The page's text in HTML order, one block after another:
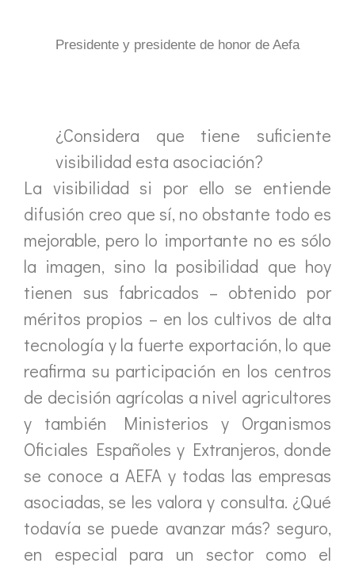
Presidente y presidente de honor de Aefa
¿Considera que tiene suficiente
visibilidad esta asociación?
La visibilidad si por ello se entiende
difusión creo que sí, no obstante todo es
mejorable, pero lo importante no es sólo
la imagen, sino la posibilidad que hoy
tienen sus fabricados – obtenido por
méritos propios – en los cultivos de alta
tecnología y la fuerte exportación, lo que
reafirma su participación en los centros
de decisión agrícolas a nivel agricultores
y también Ministerios y Organismos
Oficiales Españoles y Extranjeros, donde
se conoce a AEFA y todas las empresas
asociadas, se les valora y consulta. ¿Qué
todavía se puede avanzar más? seguro,
en especial para un sector como el